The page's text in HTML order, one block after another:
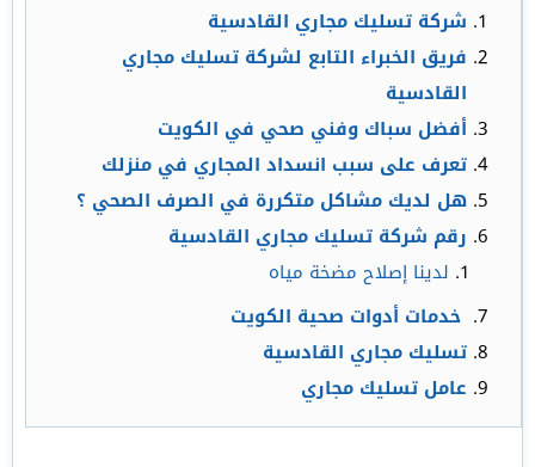
شركة تسليك مجاري القادسية
فريق الخبراء التابع لشركة تسليك مجاري
القادسية
أفضل سباك وفني صحي في الكويت
تعرف على سبب انسداد المجاري في منزلك
هل لديك مشاكل متكررة في الصرف الصحي ؟
رقم شركة تسليك مجاري القادسية
لدينا إصلاح مضخة مياه
خدمات أدوات صحية الكويت
تسليك مجاري القادسية
عامل تسليك مجاري